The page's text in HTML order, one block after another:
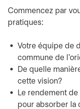
Commencez par
pratiques:
Votre équipe de
commune de
De quelle
cette vision?
Le rendement
pour absorber la